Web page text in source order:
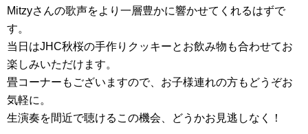
Mitzyさんの歌声をより一層豊かに響かせてくれるはずで
す。
当日はJHC秋桜の手作りクッキーとお飲み物も合わせてお
楽しみいただけます。
畳コーナーもございますので、お子様連れの方もどうぞお
気軽に。
生演奏を間近で聴けるこの機会、どうかお見逃しなく！